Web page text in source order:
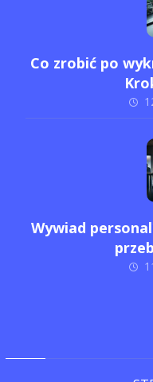
Co zrobić po
Wywiad